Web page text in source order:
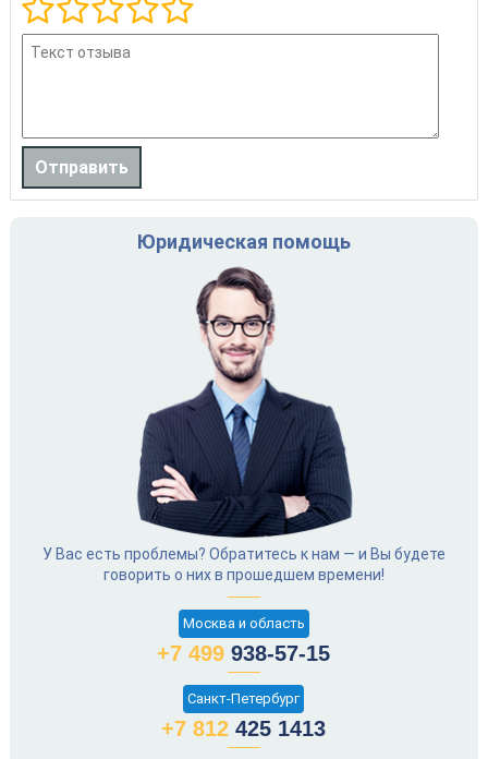
Юридическая помощь
У Вас есть проблемы? Обратитесь к нам — и Вы будете
говорить о них в прошедшем времени!
Москва и область
+7 499 938-57-15
Санкт-Петербург
+7 812 425 1413